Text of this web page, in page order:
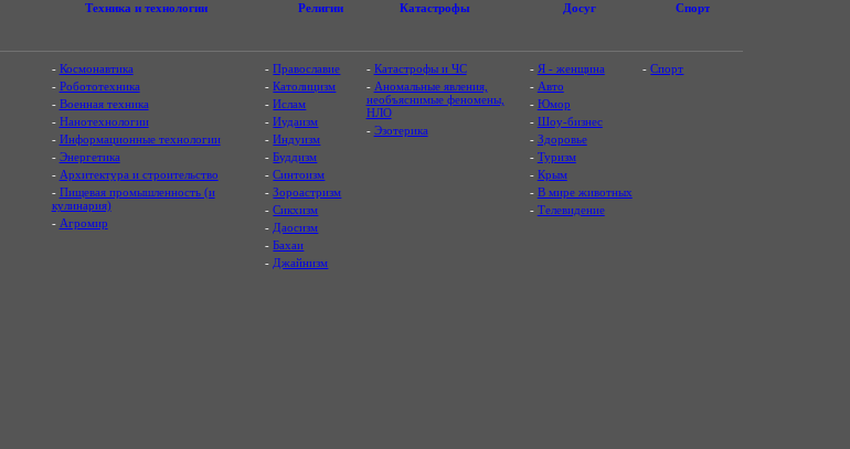
Техника и технологии Религии Катастрофы Досуг Спорт
- Космонавтика
- Робототехника
- Военная техника
- Нанотехнологии
- Информационные технологии
- Энергетика
- Архитектура и строительство
- Пищевая промышленность (и
кулинария)
- Агромир
-Православие
-Католицизм
-Ислам
-Иудаизм
-Индуизм
-Буддизм
-Синтоизм
-Зороастризм
-Сикхизм
- Даосизм
-Бахаи
- Джайнизм
- Катастрофы и ЧС
- Аномальные явления,
необъяснимые феномены,
НЛО
- Эзотерика
- Я - женщина
- Авто
- Юмор
- Шоу-бизнес
- Здоровье
- Туризм
- Крым
- В мире животных
- Телевидение
-Спорт